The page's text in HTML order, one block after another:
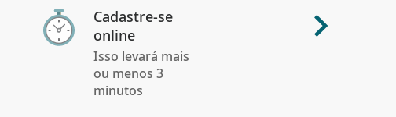
Cadastre-se
online
Isso levará mais
ou menos 3
minutos